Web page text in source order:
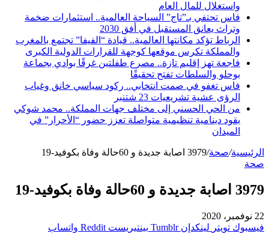
واستغلال للمال العام
فاس تحتفي بـ”تاج” السياحة العالمية.. استثمارات ضخمة
وتراث يعانق المستقبل في أفق 2030
الرباط تؤكد مكانتها العالمية.. قيادة “الفيفا” تجتمع بالمغرب
والمملكة تكرس موقعها كوجهة للقرارات الدولية الكبرى
فاجعة تهز إقليم تازة.. مصرع طفلتين غرقًا بوادي بجماعة
بوحلو والسلطات تفتح تحقيقًا
فاس تغفو في صمت انتخابي.. ركود سياسي خانق وغياب
الرؤى عشية تشريعيات 23 شتنبر
من الحي الحسني إلى مختلف جهات المملكة.. محمد شوكي
يقود دينامية تنظيمية متواصلة تعزز حضور “الأحرار” في
الميدان
الرئيسية/صحة/3979 اصابة جديدة و 60حالة وفاة بكوفيد-19
صحة
3979 اصابة جديدة و 60حالة وفاة بكوفيد-19
22 نوفمبر، 2020
فيسبوك تويتر لينكدإن بينتيريست واتساب